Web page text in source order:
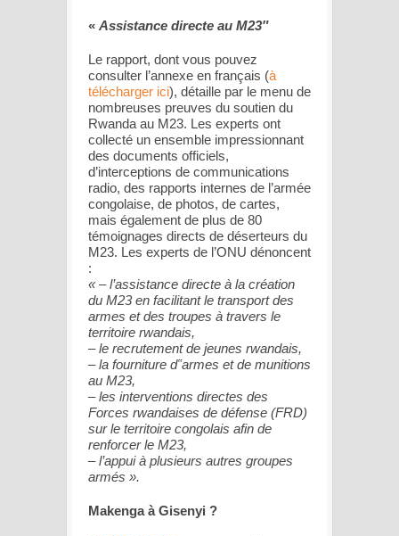
« Assistance directe au M23″
Le rapport, dont vous pouvez
consulter l’annexe en français (à
télécharger ici), détaille par le menu de
nombreuses preuves du soutien du
Rwanda au M23. Les experts ont
collecté un ensemble impressionnant
des documents officiels,
d’interceptions de communications
radio, des rapports internes de l’armée
congolaise, de photos, de cartes,
mais également de plus de 80
témoignages directs de déserteurs du
M23. Les experts de l’ONU dénoncent
:
« – l’assistance directe à la création
du M23 en facilitant le transport des
armes et des troupes à travers le
territoire rwandais,
– le recrutement de jeunes rwandais,
– la fourniture d‟armes et de munitions
au M23,
– les interventions directes des
Forces rwandaises de défense (FRD)
sur le territoire congolais afin de
renforcer le M23,
– l’appui à plusieurs autres groupes
armés ».
Makenga à Gisenyi ?